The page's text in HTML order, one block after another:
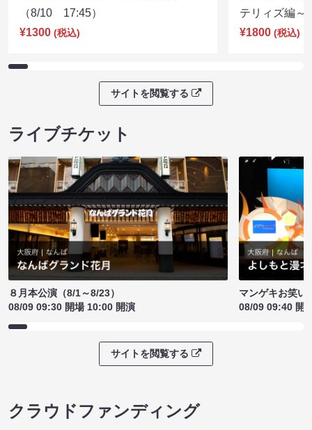
（8/10 17:45）
¥1300 (税込)
テリィズ編
¥1800 (税込)
サイトを閲覧する
ライブチケット
８月本公演（8/1～8/23）
08/09 09:30 開場 10:00 開演
マンゲキお笑い
08/09 09:40 開
サイトを閲覧する
クラウドファンディング